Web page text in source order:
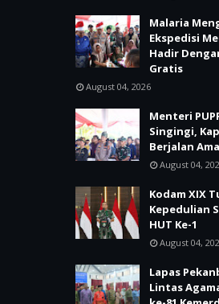
Malaria
Ekspedisi
Hadir
Gratis
August 04, 2026
Menteri
Singingi,
Berjalan
August 04,
Kodam XIX
Kepedulian
HUT Ke-1
August 04,
Lapas
Lintas